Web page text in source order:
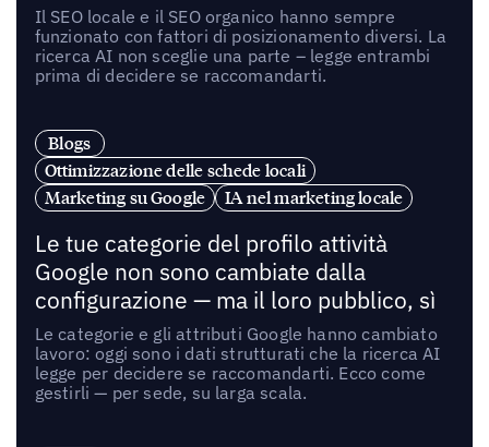
Il SEO locale e il SEO organico hanno sempre
funzionato con fattori di posizionamento diversi. La
ricerca AI non sceglie una parte – legge entrambi
prima di decidere se raccomandarti.
Blogs
Ottimizzazione delle schede locali
Marketing su Google
IA nel marketing locale
Le tue categorie del profilo attività
Google non sono cambiate dalla
configurazione — ma il loro pubblico, sì
Le categorie e gli attributi Google hanno cambiato
lavoro: oggi sono i dati strutturati che la ricerca AI
legge per decidere se raccomandarti. Ecco come
gestirli — per sede, su larga scala.